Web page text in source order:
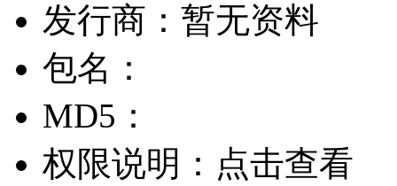
发行商： 暂无资料
包名：
MD5：
权限说明： 点击查看